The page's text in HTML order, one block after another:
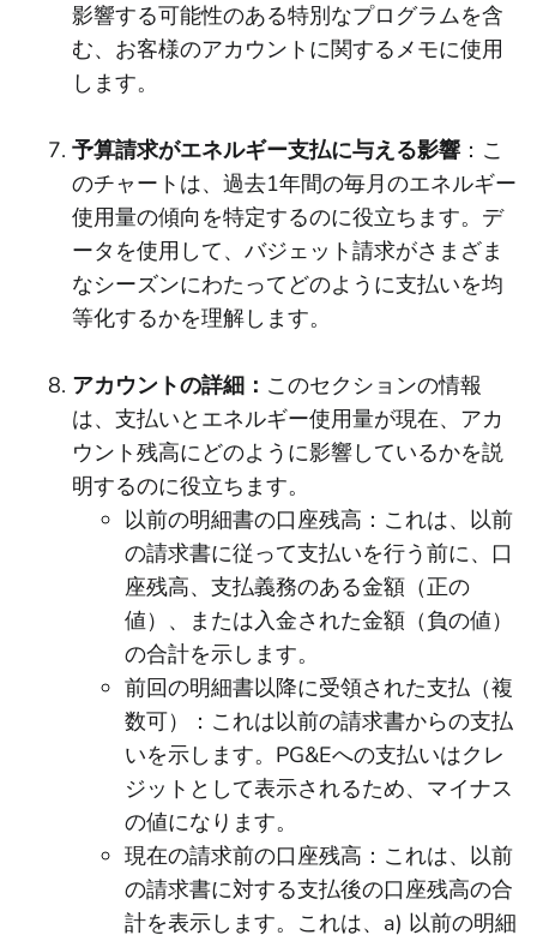
影響する可能性のある特別なプログラムを含
む、お客様のアカウントに関するメモに使用
します。
予算請求がエネルギー支払に与える影響 ：こ
のチャートは、過去1年間の毎月のエネルギー
使用量の傾向を特定するのに役立ちます。デ
ータを使用して、バジェット請求がさまざま
なシーズンにわたってどのように支払いを均
等化するかを理解します。
アカウントの詳細： このセクションの情報
は、支払いとエネルギー使用量が現在、アカ
ウント残高にどのように影響しているかを説
明するのに役立ちます。
以前の明細書の口座残高：これは、以前
の請求書に従って支払いを行う前に、口
座残高、支払義務のある金額（正の
値）、または入金された金額（負の値）
の合計を示します。
前回の明細書以降に受領された支払（複
数可）：これは以前の請求書からの支払
いを示します。PG&Eへの支払いはクレ
ジットとして表示されるため、マイナス
の値になります。
現在の請求前の口座残高：これは、以前
の請求書に対する支払後の口座残高の合
計を表示します。これは、a) 以前の明細